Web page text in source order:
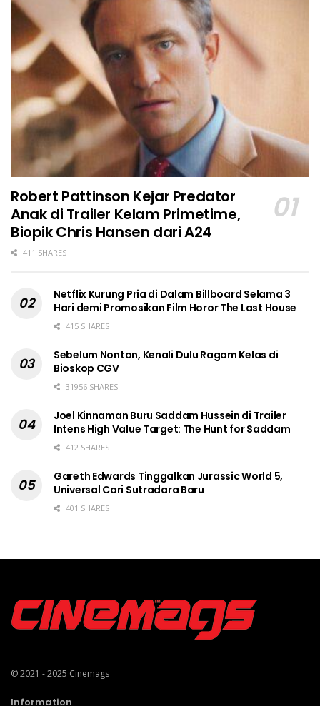
Robert Pattinson Kejar Predator
Anak di Trailer Kelam Primetime,
Biopik Chris Hansen dari A24
411 SHARES
Netflix Kurung Pria di Dalam Billboard Selama 3
Hari demi Promosikan Film Horor The Last House
415 SHARES
Sebelum Nonton, Kenali Dulu Ragam Kelas di
Bioskop CGV
31956 SHARES
Joel Kinnaman Buru Saddam Hussein di Trailer
Intens High Value Target: The Hunt for Saddam
412 SHARES
Gareth Edwards Tinggalkan Jurassic World 5,
Universal Cari Sutradara Baru
401 SHARES
© 2021 - 2025 Cinemags
Information